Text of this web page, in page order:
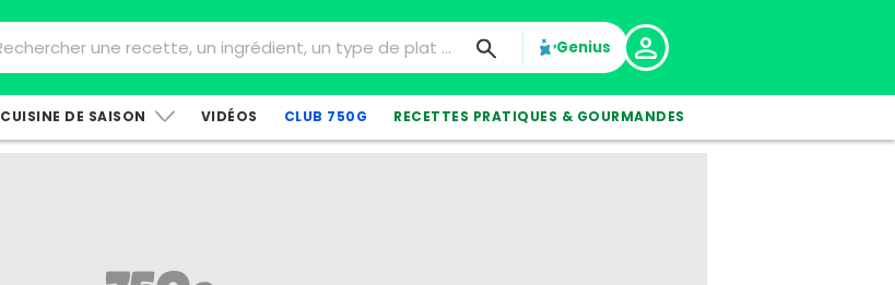
Genius
CUISINE DE SAISON VIDÉOS CLUB 750G RECETTES PRATIQUES & GOURMANDES